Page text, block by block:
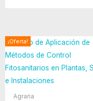
¡Oferta!
Agraria
El
precio
era:
$340.00.
El
es: